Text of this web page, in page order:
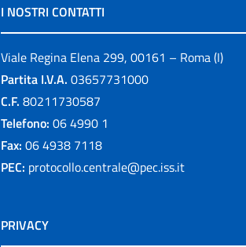
I NOSTRI CONTATTI
Viale Regina Elena 299, 00161 – Roma (I)
Partita I.V.A. 03657731000
C.F. 80211730587
Telefono: 06 4990 1
Fax: 06 4938 7118
PEC: protocollo.centrale@pec.iss.it
PRIVACY